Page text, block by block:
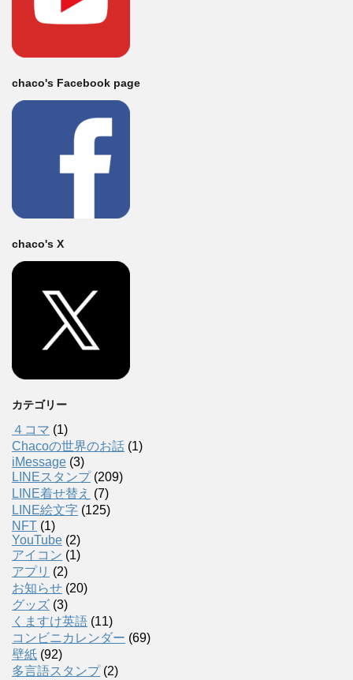
chaco's Facebook page
chaco's X
カテゴリー
４コマ (1)
Chacoの世界のお話 (1)
iMessage (3)
LINEスタンプ(209)
LINE着せ替え (7)
LINE絵文字 (125)
NFT (1)
YouTube (2)
アイコン (1)
アプリ (2)
お知らせ (20)
グッズ (3)
くますけ英語 (11)
コンビニカレンダー (69)
壁紙 (92)
多言語スタンプ(2)